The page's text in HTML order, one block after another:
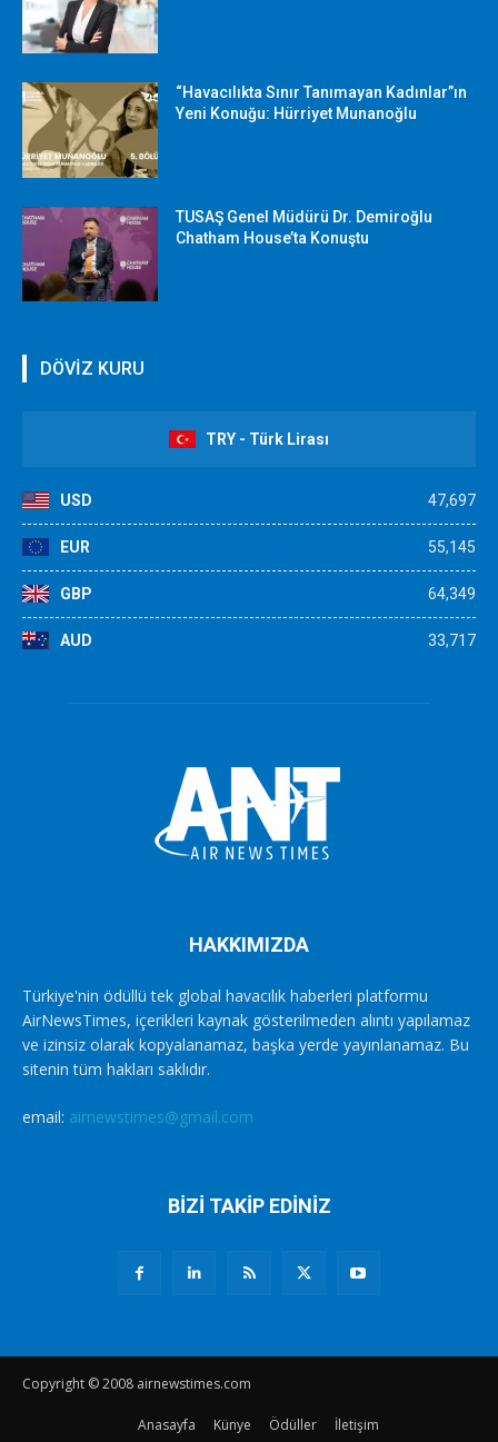
“Havacılıkta Sınır Tanımayan Kadınlar”ın
Yeni Konuğu: Hürriyet Munanoğlu
TUSAŞ Genel Müdürü Dr. Demiroğlu
Chatham House’ta Konuştu
DÖVİZ KURU
TRY - Türk Lirası
USD 47,697
EUR 55,145
GBP 64,349
AUD 33,717
HAKKIMIZDA
Türkiye'nin ödüllü tek global havacılık haberleri platformu
AirNewsTimes, içerikleri kaynak gösterilmeden alıntı yapılamaz
ve izinsiz olarak kopyalanamaz, başka yerde yayınlanamaz. Bu
sitenin tüm hakları saklıdır.
email: airnewstimes@gmail.com
BİZİ TAKİP EDİNİZ
Copyright © 2008 airnewstimes.com
Anasayfa Künye Ödüller İletişim